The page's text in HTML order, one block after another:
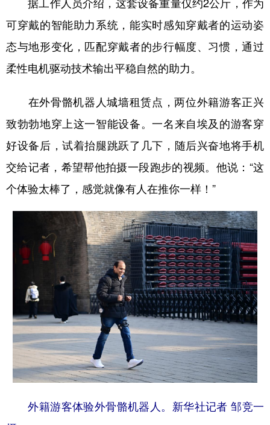
可穿戴的智能助力系统，能实时感知穿戴者的运动姿
态与地形变化，匹配穿戴者的步行幅度、习惯，通过
柔性电机驱动技术输出平稳自然的助力。
在外骨骼机器人城墙租赁点，两位外籍游客正兴
致勃勃地穿上这一智能设备。一名来自埃及的游客穿
好设备后，试着抬腿跳跃了几下，随后兴奋地将手机
交给记者，希望帮他拍摄一段跑步的视频。他说：“这
个体验太棒了，感觉就像有人在推你一样！”
外籍游客体验外骨骼机器人。新华社记者 邹竞一